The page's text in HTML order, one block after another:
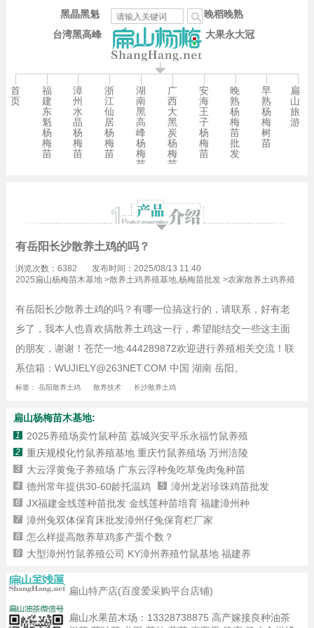
台湾黑高峰
晚稻晚熟
大果永大冠
黑晶黑魁
首
页
福
建
东
魁
杨
梅
苗
漳
州
水
晶
杨
梅
苗
浙
江
仙
居
杨
梅
苗
湖
南
黑
高
峰
杨
梅
苗
广
西
大
黑
炭
杨
梅
苗
安
海
王
子
杨
梅
苗
晚
熟
杨
梅
苗
批
发
早
熟
杨
梅
树
苗
扁
山
旅
游
有岳阳长沙散养土鸡的吗？
浏览次数：6382
发布时间：2025/08/13 11:40
2025扁山杨梅苗木基地>散养土鸡养殖基地,杨梅苗批发>农家散养土鸡养殖
有岳阳长沙散养土鸡的吗？有哪一位搞这行的，请联系，好有老
乡了，我本人也喜欢搞散养土鸡这一行，希望能结交一些这主面
的朋友，谢谢！苍茫一地:444289872欢迎进行养殖相关交流！联
系信箱：WUJIELY@263NET.COM 中国 湖南 岳阳。
标签： 岳阳散养土鸡 散养技术 长沙散养土鸡
扁山杨梅苗木基地:
1 2025养殖场卖竹鼠种苗 荔城兴安平乐永福竹鼠养殖
2 重庆规模化竹鼠养殖基地 重庆竹鼠养殖场 万州涪陵
3 大云浮黄兔子养殖场 广东云浮种兔吃草兔肉兔种苗
4 德州常年提供30-60龄托温鸡 5 漳州龙岩珍珠鸡苗批发
6 JX福建金线莲种苗批发 金线莲种苗培育 福建漳州种
7 漳州兔双体保育床批发漳州仔兔保育栏厂家
8 怎么样提高散养草鸡多产蛋个数？
9 大型漳州竹鼠养殖公司 KY漳州养殖竹鼠基地 福建养
扁山特产店(百度爱采购平台店铺)
扁山水果苗木场： 13328738875 高产嫁接良种油茶